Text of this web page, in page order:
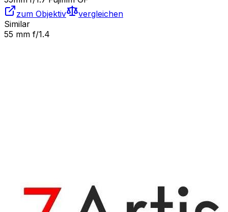
zum Objektiv
vergleichen
Similar
55 mm f/1.4